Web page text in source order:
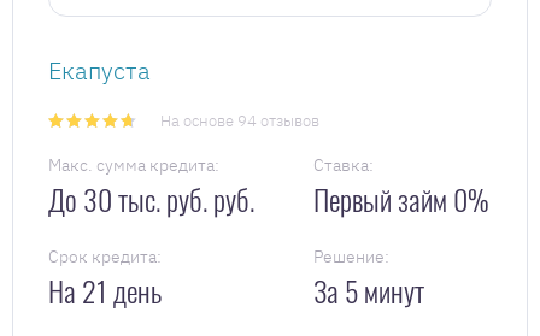
Екапуста
На основе 94 отзывов
Макс. сумма кредита:
До 30 тыс. руб. руб.
Ставка:
Первый займ 0%
Срок кредита:
На 21 день
Решение:
За 5 минут